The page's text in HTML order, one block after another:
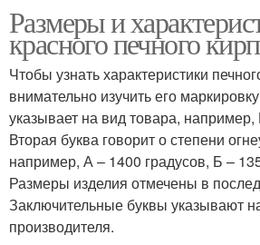
Размеры и
красного печного
Чтобы узнать характеристики
внимательно изучить его
указывает на вид товара,
Вторая буква говорит о степени
например, А – 1400 градусов, Б –
Размеры изделия отмечены в
Заключительные буквы указывают
производителя.